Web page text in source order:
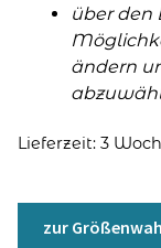
über den
ändern
Lieferzeit: 3
zur